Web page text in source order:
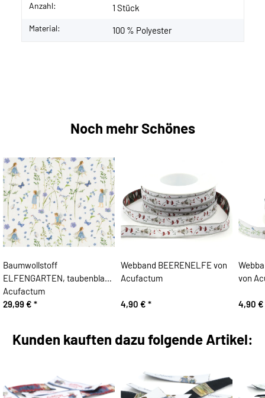
Anzahl: 1 Stück
Material: 100 % Polyester
Noch mehr Schönes
Baumwollstoff
ELFENGARTEN, taubenblau,
Acufactum
29,99 € *
Webband BEERENELFE von
Acufactum
4,90 € *
von
4,90 €
Kunden kauften dazu folgende Artikel: